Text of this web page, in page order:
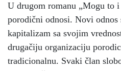
U drugom romanu „Mogu to
porodični odnosi. Novi
kapitalizam sa svojim
drugačiju organizaciju
tradicionalnu. Svaki član